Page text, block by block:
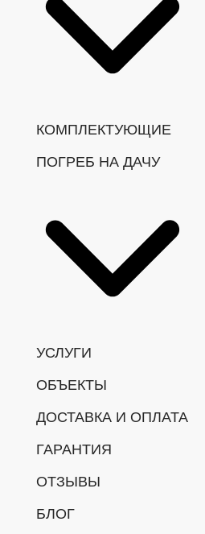
КОМПЛЕКТУЮЩИЕ
ПОГРЕБ НА ДАЧУ
УСЛУГИ
ОБЪЕКТЫ
ДОСТАВКА И ОПЛАТА
ГАРАНТИЯ
ОТЗЫВЫ
БЛОГ